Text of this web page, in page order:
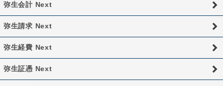
弥生会計 Next
弥生請求 Next
弥生経費 Next
弥生証憑 Next